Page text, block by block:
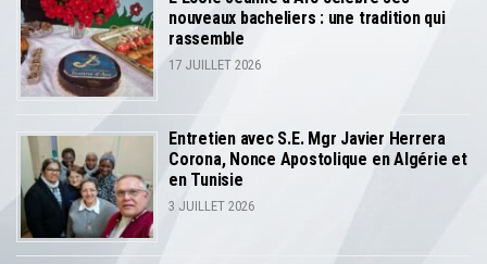
nouveaux bacheliers : une tradition qui
rassemble
17 JUILLET 2026
Entretien avec S.E. Mgr Javier Herrera
Corona, Nonce Apostolique en Algérie et
en Tunisie
3 JUILLET 2026